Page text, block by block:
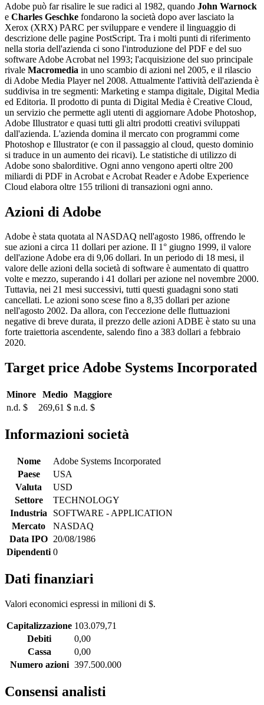
Adobe può far risalire le sue radici al 1982, quando John Warnock
e Charles Geschke fondarono la società dopo aver lasciato la
Xerox (XRX) PARC per sviluppare e vendere il linguaggio di
descrizione delle pagine PostScript. Tra i molti punti di riferimento
nella storia dell'azienda ci sono l'introduzione del PDF e del suo
software Adobe Acrobat nel 1993; l'acquisizione del suo principale
rivale Macromedia in uno scambio di azioni nel 2005, e il rilascio
di Adobe Media Player nel 2008. Attualmente l'attività dell'azienda è
suddivisa in tre segmenti: Marketing e stampa digitale, Digital Media
ed Editoria. Il prodotto di punta di Digital Media è Creative Cloud,
un servizio che permette agli utenti di aggiornare Adobe Photoshop,
Adobe Illustrator e quasi tutti gli altri prodotti creativi sviluppati
dall'azienda. L'azienda domina il mercato con programmi come
Photoshop e Illustrator (e con il passaggio al cloud, questo dominio
si traduce in un aumento dei ricavi). Le statistiche di utilizzo di
Adobe sono sbalorditive. Ogni anno vengono aperti oltre 200
miliardi di PDF in Acrobat e Acrobat Reader e Adobe Experience
Cloud elabora oltre 155 trilioni di transazioni ogni anno.
Azioni di Adobe
Adobe è stata quotata al NASDAQ nell'agosto 1986, offrendo le
sue azioni a circa 11 dollari per azione. Il 1° giugno 1999, il valore
dell'azione Adobe era di 9,06 dollari. In un periodo di 18 mesi, il
valore delle azioni della società di software è aumentato di quattro
volte e mezzo, superando i 41 dollari per azione nel novembre 2000.
Tuttavia, nei 21 mesi successivi, tutti questi guadagni sono stati
cancellati. Le azioni sono scese fino a 8,35 dollari per azione
nell'agosto 2002. Da allora, con l'eccezione delle fluttuazioni
negative di breve durata, il prezzo delle azioni ADBE è stato su una
forte traiettoria ascendente, salendo fino a 383 dollari a febbraio
2020.
Target price Adobe Systems Incorporated
Minore Medio
Maggiore
n.d. $
269,61 $ n.d. $
Informazioni società
Nome
Adobe Systems Incorporated
Paese
USA
Valuta
USD
Settore
TECHNOLOGY
Industria
SOFTWARE - APPLICATION
Mercato
NASDAQ
Data IPO 20/08/1986
Dipendenti 0
Dati finanziari
Valori economici espressi in milioni di $.
Capitalizzazione 103.079,71
Debiti
0,00
Cassa
0,00
Numero azioni 397.500.000
Consensi analisti